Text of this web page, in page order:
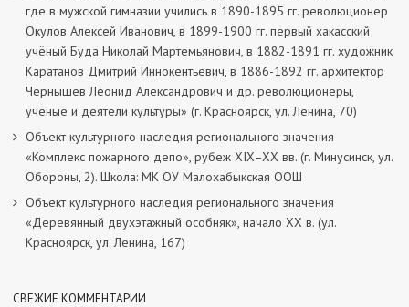
где в мужской гимназии учились в 1890-1895 гг. революционер
Окулов Алексей Иванович, в 1899-1900 гг. первый хакасский
учёный Буда Николай Мартемьянович, в 1882-1891 гг. художник
Каратанов Дмитрий Иннокентьевич, в 1886-1892 гг. архитектор
Чернышев Леонид Александрович и др. революционеры,
учёные и деятели культуры» (г. Красноярск, ул. Ленина, 70)
Объект культурного наследия регионального значения
«Комплекс пожарного депо», рубеж XIX–XX вв. (г. Минусинск, ул.
Обороны, 2). Школа: МК ОУ Малохабыкская ООШ
Объект культурного наследия регионального значения
«Деревянный двухэтажный особняк», начало ХХ в. (ул.
Красноярск, ул. Ленина, 167)
СВЕЖИЕ КОММЕНТАРИИ